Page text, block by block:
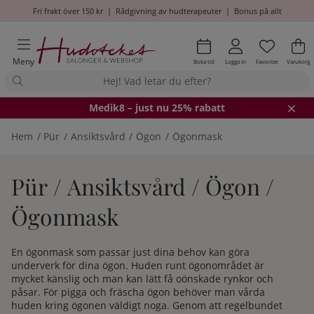
Fri frakt över 150 kr| Rådgivning av hudterapeuter| Bonus på allt
Meny Boka tid Logga in Antal i
.
Favoriter .
Varukorg
Medik8 – just nu 25% rabatt
Hem Pür Ansiktsvård Ögon Ögonmask
Pür / Ansiktsvård / Ögon /
Ögonmask
En ögonmask som passar just dina behov kan göra
underverk för dina ögon. Huden runt ögonområdet är
mycket känslig och man kan lätt få oönskade rynkor och
påsar. För pigga och fräscha ögon behöver man vårda
huden kring ögonen väldigt noga. Genom att regelbundet